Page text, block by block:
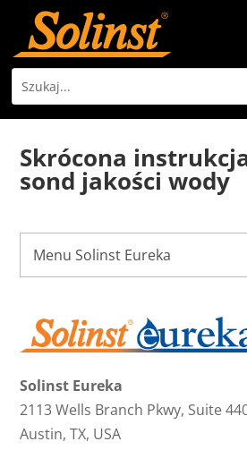
Skrócona
sond jakości wody
Solinst Eureka
2113 Wells Branch Pkwy, Suite
Austin, TX, USA